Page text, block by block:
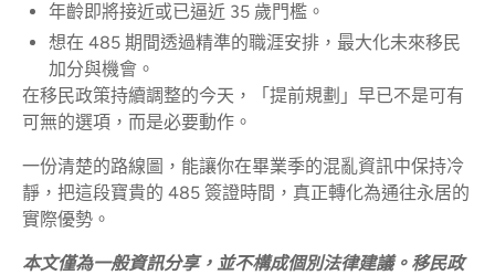
年齡即將接近或已逼近 35 歲門檻。
想在 485 期間透過精準的職涯安排，最大化未來移民
加分與機會。
在移民政策持續調整的今天，「提前規劃」早已不是可有
可無的選項，而是必要動作。
一份清楚的路線圖，能讓你在畢業季的混亂資訊中保持冷
靜，把這段寶貴的 485 簽證時間，真正轉化為通往永居的
實際優勢。
本文僅為一般資訊分享，並不構成個別法律建議。移民政